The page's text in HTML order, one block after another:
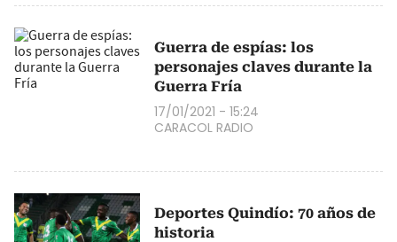
Guerra de espías: los
personajes claves durante la
Guerra Fría
17/01/2021 - 15:24
CARACOL RADIO
Deportes Quindío: 70 años de
historia